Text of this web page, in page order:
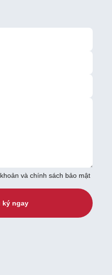
và chính sách bảo mật
ký ngay